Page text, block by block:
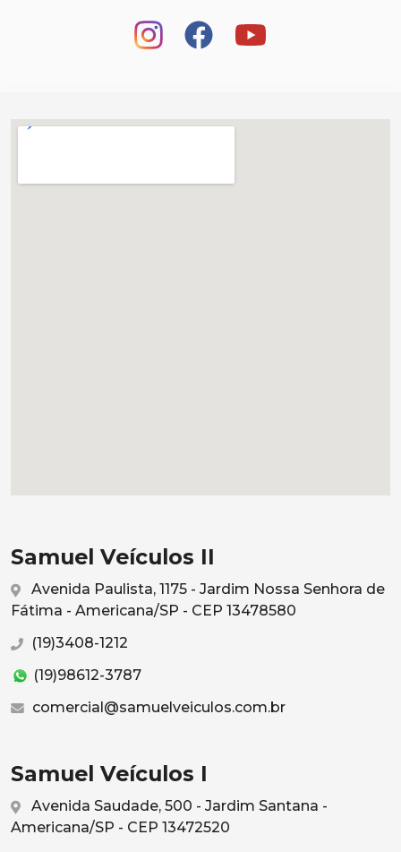
Samuel Veículos II
Avenida Paulista, 1175 - Jardim Nossa Senhora de
Fátima - Americana/SP - CEP 13478580
(19)3408-1212
(19)98612-3787
comercial@samuelveiculos.com.br
Samuel Veículos I
Avenida Saudade, 500 - Jardim Santana -
Americana/SP - CEP 13472520